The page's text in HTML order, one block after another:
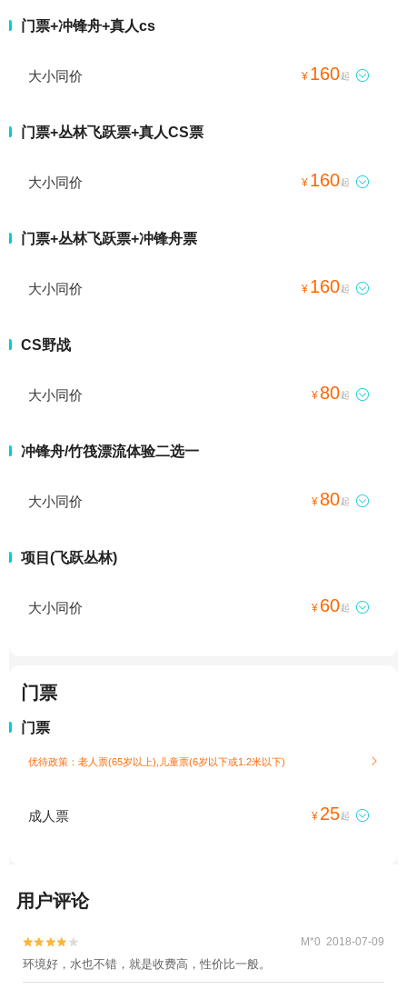
门票+冲锋舟+真人cs
大小同价 ¥ 160起 
门票+丛林飞跃票+真人CS票
大小同价 ¥ 160起 
门票+丛林飞跃票+冲锋舟票
大小同价 ¥ 160起 
CS野战
大小同价 ¥ 80起 
冲锋舟/竹筏漂流体验二选一
大小同价 ¥ 80起 
项目(飞跃丛林)
大小同价 ¥ 60起 
门票
门票
优待政策：老人票(65岁以上),儿童票(6岁以下或1.2米以下) 
成人票 ¥ 25起 
用户评论

 M*0 2018-07-09
环境好，水也不错，就是收费高，性价比一般。